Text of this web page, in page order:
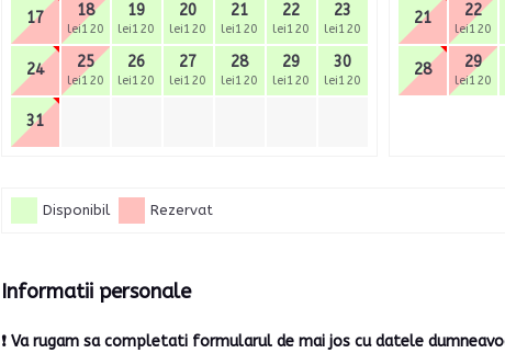
17 18
lei120
19
lei120
20
lei120
21
lei120
22
lei120
23
lei120
24 25
lei120
26
lei120
27
lei120
28
lei120
29
lei120
30
lei120
31
21 22
lei120
28 29
lei120
Disponibil Rezervat
Informatii personale
❗ Va rugam sa completati formularul de mai jos cu datele